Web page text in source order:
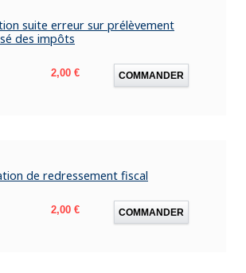
suite erreur sur prélèvement
des impôts
Prix
2,00 € COMMANDER
de redressement fiscal
Prix
2,00 € COMMANDER